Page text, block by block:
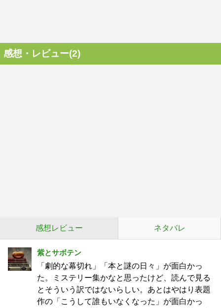
感想・レビュー(2)
感想レビュー ネタバレ
紫とサボテン
「劇的な幕切れ」「本と謎の日々」が面白かっ
た。ミステリー集かなと思ったけど、読んで見る
とそういう訳ではないらしい。あとはやはり表題
作の「こうして誰もいなくなった」が面白かっ